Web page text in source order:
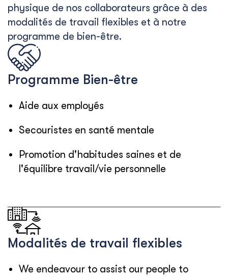
physique de nos collaborateurs grâce à des
modalités de travail flexibles et à notre
programme de bien-être.
Programme Bien-être
Aide aux employés
Secouristes en santé mentale
Promotion d'habitudes saines et de
l'équilibre travail/vie personnelle
Modalités de travail flexibles
We endeavour to assist our people to